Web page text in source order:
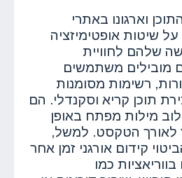
וארגונו באתרי
שיטות אופטימיזציה
שלהם לחוויית
משתמשים
רשימות מסומנות
תוכן קריא וסקנדלי. הם
מילות מפתח באופן
לאורך הטקסט. למשל,
קידום אורגני זמן אחר
כמו